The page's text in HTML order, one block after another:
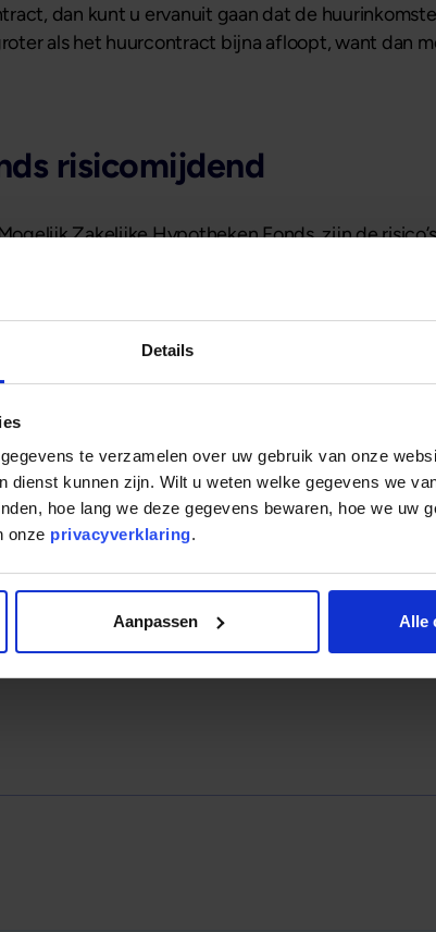
Details
te verzamelen over uw gebruik van onze
dienst kunnen zijn. Wilt u weten welke gegevens we
hoe lang we deze gegevens bewaren, hoe we uw
onze privacyverklaring.
Aanpassen Alle
dan kunt u ervanuit gaan dat de
als het huurcontract bijna afloopt, want dan
risicomijdend
Zakelijke Hypotheken Fonds, zijn de
en niet voor de investeerder”, vervolgt Anja.
naar de financiële positie van de debiteur.
gefinancierd wordt. Dat is in het Mogelijk
Die voorzichtigheidsmarge maakt het voor de
en een investeerder in een zakelijke lening
als investeerder goed kijkt of een belegging in
maar geen enkele investering is risicoloos.”
Mogelijk Zakelijke
6% geprognosticeerd rendement met
of bel naar 0346 – 264 444 voor een